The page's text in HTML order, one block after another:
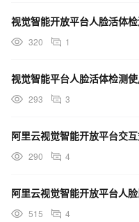
320 1
293 3
290 4
515 4